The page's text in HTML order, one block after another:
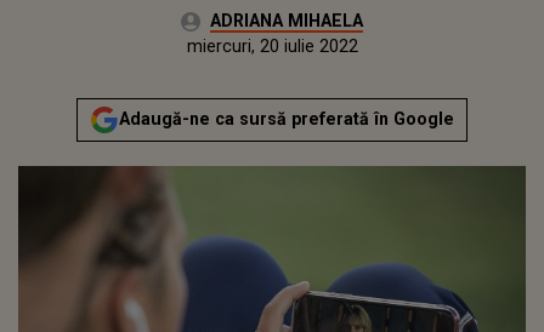
Autor:ADRIANA MIHAELA
miercuri, 10 martie 2021Actualizat:
miercuri, 20 iulie 2022
Adaugă-ne ca sursă preferată în Google